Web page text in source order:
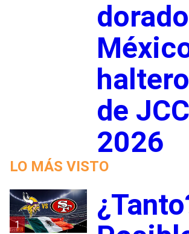
de JCC
2026
LO MÁS VISTO
1